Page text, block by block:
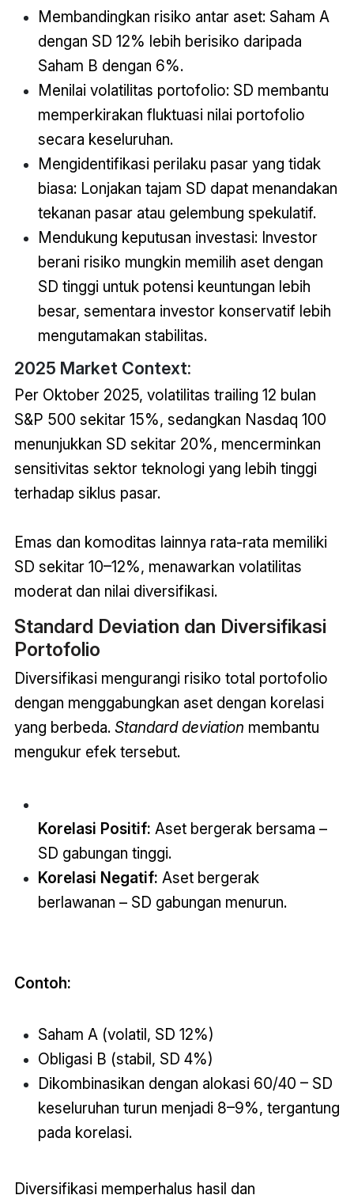
Membandingkan risiko antar aset: Saham A
dengan SD 12% lebih berisiko daripada
Saham B dengan 6%.
Menilai volatilitas portofolio: SD membantu
memperkirakan fluktuasi nilai portofolio
secara keseluruhan.
Mengidentifikasi perilaku pasar yang tidak
biasa: Lonjakan tajam SD dapat menandakan
tekanan pasar atau gelembung spekulatif.
Mendukung keputusan investasi: Investor
berani risiko mungkin memilih aset dengan
SD tinggi untuk potensi keuntungan lebih
besar, sementara investor konservatif lebih
mengutamakan stabilitas.
2025 Market Context:
Per Oktober 2025, volatilitas trailing 12 bulan
S&P 500 sekitar 15%, sedangkan Nasdaq 100
menunjukkan SD sekitar 20%, mencerminkan
sensitivitas sektor teknologi yang lebih tinggi
terhadap siklus pasar.
Emas dan komoditas lainnya rata-rata memiliki
SD sekitar 10–12%, menawarkan volatilitas
moderat dan nilai diversifikasi.
Standard Deviation dan Diversifikasi
Portofolio
Diversifikasi mengurangi risiko total portofolio
dengan menggabungkan aset dengan korelasi
yang berbeda. Standard deviation membantu
mengukur efek tersebut.
Korelasi Positif: Aset bergerak bersama –
SD gabungan tinggi.
Korelasi Negatif: Aset bergerak
berlawanan – SD gabungan menurun.
Contoh:
Saham A (volatil, SD 12%)
Obligasi B (stabil, SD 4%)
Dikombinasikan dengan alokasi 60/40 – SD
keseluruhan turun menjadi 8–9%, tergantung
pada korelasi.
Diversifikasi memperhalus hasil dan